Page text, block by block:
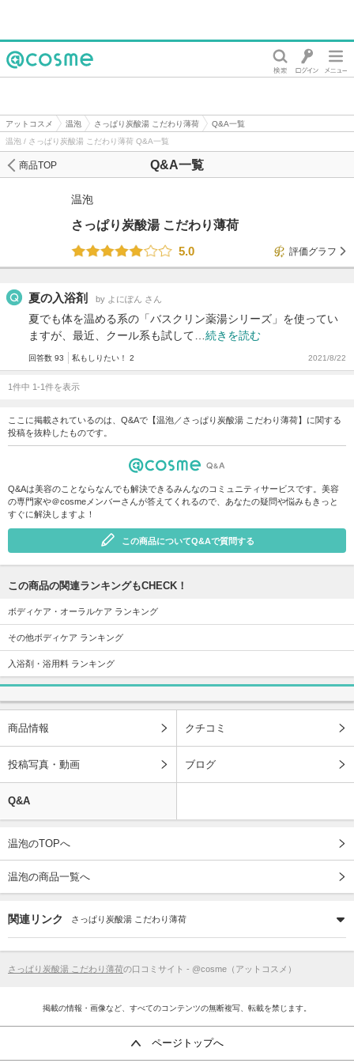
アットコスメ 温泡 さっぱり炭酸湯 こだわり薄荷
Q&A一覧
温泡 / さっぱり炭酸湯 こだわり薄荷 Q&A一覧
Q&A一覧
商品TOP
温泡
さっぱり炭酸湯 こだわり薄荷
5.0
評価グラフ
夏の入浴剤 by よにぽん さん
夏でも体を温める系の「バスクリン薬湯シリーズ」を使ってい
ますが、最近、クール系も試して… 続きを読む
回答数 93 私もしりたい！ 2 2021/8/22
1件中 1-1件を表示
ここに掲載されているのは、Q&Aで【温泡／さっぱり炭酸湯 こだわり薄荷】に関する
投稿を抜粋したものです。
Q&Aは美容のことならなんでも解決できるみんなのコミュニティサービスです。美容
の専門家や＠cosmeメンバーさんが答えてくれるので、あなたの疑問や悩みもきっと
すぐに解決しますよ！
この商品についてQ&Aで質問する
この商品の関連ランキングもCHECK！
ボディケア・オーラルケア ランキング
その他ボディケア ランキング
入浴剤・浴用料 ランキング
商品情報 クチコミ
投稿写真・動画 ブログ
Q&A
温泡のTOPへ
温泡の商品一覧へ
関連リンク さっぱり炭酸湯 こだわり薄荷
さっぱり炭酸湯 こだわり薄荷の口コミサイト - @cosme（アットコスメ）
掲載の情報・画像など、すべてのコンテンツの無断複写、転載を禁じます。
ページトップへ